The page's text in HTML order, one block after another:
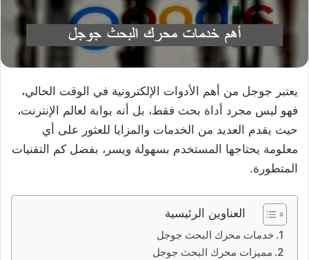
يعتبر جوجل من أهم الأدوات الإلكترونية في الوقت الحالي،
فهو ليس مجرد أداة بحث فقط، بل أنه بوابة لعالم الإنترنت،
حيث يقدم العديد من الخدمات والمزايا للعثور على أي
معلومة يحتاجها المستخدم بسهولة ويسر، بفضل كم التقنيات
المتطورة.
العناوين الرئيسية
خدمات محرك البحث جوجل
مميزات محرك البحث جوجل